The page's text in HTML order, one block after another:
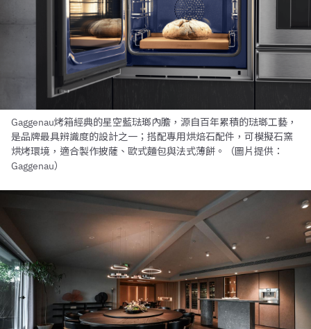
Gaggenau烤箱經典的星空藍琺瑯內膽，源自百年累積的琺瑯工藝，
是品牌最具辨識度的設計之一；搭配專用烘焙石配件，可模擬石窯
烘烤環境，適合製作披薩、歐式麵包與法式薄餅。（圖片提供：
Gaggenau）